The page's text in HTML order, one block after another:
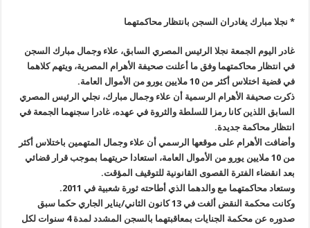
* نجلا مبارك يغادران السجن بانتظار محاكمتهما
غادر اليوم الجمعة نجلا الرئيس المصري السابق، علاء وجمال مبارك السجن
في انتظار محاكمتهما وفق ما أعلنت صحيفة الأهرام المصرية، ويتهم كلاهما
في قضية اختلاس أكثر من 10 ملايين يورو من الأموال العامة
.
ذكرت صحيفة الأهرام الرسمية أن علاء وجمال مبارك، نجلي الرئيس المصري
السابق اللذين كانا رمزا للسلطة والثروة في عهده، غادرا سجنهما الجمعة في
انتظار محاكمة جديدة.
وأضافت الأهرام على موقعها الرسمي أن علاء وجمال المتهمين باختلاس أكثر
من10 ملايين يورو من الأموال العامة، استعادا حريتهما بموجب قرار قضائي
بعد انقضاء الفترة القصوى القانونية للتوقيف المؤقت.
وستعاد محاكمتهما مع والدهما الذي أطاحته ثورة شعبية في 2011
.
وكانت محكمة النقض ألغت في 13 كانون الثاني/يناير الجاري حكما سبق
صدوره عن محكمة الجنايات بمعاقبتهما بالسجن المشدد لمدة 4 سنوات لكل